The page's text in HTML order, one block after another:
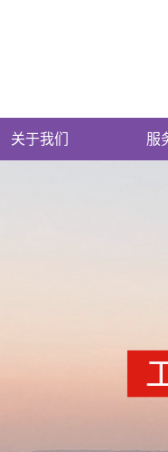
关于我们 服